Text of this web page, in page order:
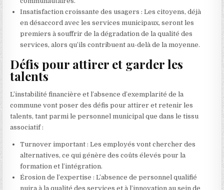
Insatisfaction croissante des usagers : Les citoyens, déjà
en désaccord avec les services municipaux, seront les
premiers à souffrir de la dégradation de la qualité des
services, alors qu’ils contribuent au-delà de la moyenne.
Défis pour attirer et garder les
talents
L’instabilité financière et l’absence d’exemplarité de la
commune vont poser des défis pour attirer et retenir les
talents, tant parmi le personnel municipal que dans le tissu
associatif :
Turnover important : Les employés vont chercher des
alternatives, ce qui génère des coûts élevés pour la
formation et l’intégration.
Érosion de l’expertise : L’absence de personnel qualifié
nuira à la qualité des services et à l’innovation au sein de